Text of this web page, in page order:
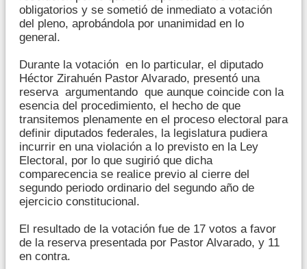
obligatorios y se sometió de inmediato a votación
del pleno, aprobándola por unanimidad en lo
general.
Durante la votación en lo particular, el diputado
Héctor Zirahuén Pastor Alvarado, presentó una
reserva argumentando que aunque coincide con la
esencia del procedimiento, el hecho de que
transitemos plenamente en el proceso electoral para
definir diputados federales, la legislatura pudiera
incurrir en una violación a lo previsto en la Ley
Electoral, por lo que sugirió que dicha
comparecencia se realice previo al cierre del
segundo periodo ordinario del segundo año de
ejercicio constitucional.
El resultado de la votación fue de 17 votos a favor
de la reserva presentada por Pastor Alvarado, y 11
en contra.